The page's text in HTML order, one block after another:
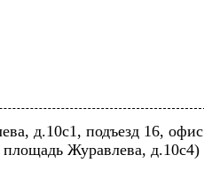
д.10с1, подъезд 16, офис
Журавлева, д.10с4)